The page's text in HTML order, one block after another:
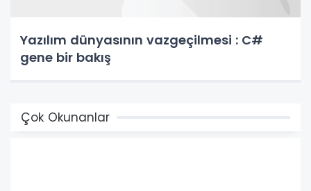
Yazılım dünyasının vazgeçilmesi : C#
gene bir bakış
Çok Okunanlar